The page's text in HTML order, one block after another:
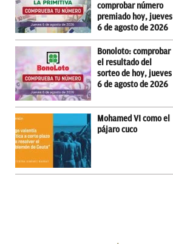
comprobar número
premiado hoy, jueves
6 de agosto de 2026
Bonoloto: comprobar
el resultado del
sorteo de hoy, jueves
6 de agosto de 2026
Mohamed VI como el
pájaro cuco